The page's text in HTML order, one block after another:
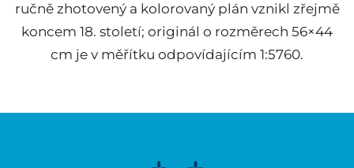
ručně zhotovený a kolorovaný plán vznikl zřejmě
koncem 18. století; originál o rozměrech 56×44
cm je v měřítku odpovídajícím 1:5760.